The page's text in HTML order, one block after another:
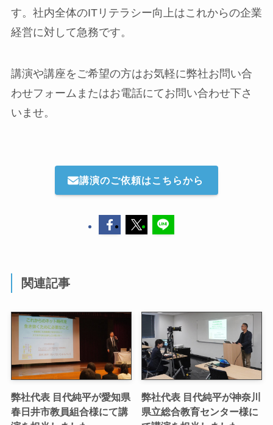
す。社内全体のITリテラシー向上はこれからの企業
経営に対して急務です。
講演や講座をご希望の方はお気軽に弊社お問い合
わせフォームまたはお電話にてお問い合わせ下さ
いませ。
講演のご依頼はこちらから
関連記事
弊社代表 目代純平が愛知県
春日井市教員組合様にて講
弊社代表 目代純平が神奈川
県立総合教育センター様に